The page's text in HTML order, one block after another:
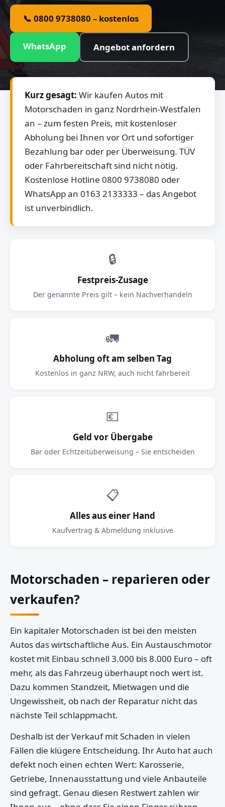
📞 0800 9738080 – kostenlos
WhatsApp Angebot anfordern
Kurz gesagt: Wir kaufen Autos mit
Motorschaden in ganz Nordrhein-Westfalen
an – zum festen Preis, mit kostenloser
Abholung bei Ihnen vor Ort und sofortiger
Bezahlung bar oder per Überweisung. TÜV
oder Fahrbereitschaft sind nicht nötig.
Kostenlose Hotline 0800 9738080 oder
WhatsApp an 0163 2133333 – das Angebot
ist unverbindlich.
🔒
Festpreis-Zusage
Der genannte Preis gilt – kein Nachverhandeln
🚛
Abholung oft am selben Tag
Kostenlos in ganz NRW, auch nicht fahrbereit
💶
Geld vor Übergabe
Bar oder Echtzeitüberweisung – Sie entscheiden
📋
Alles aus einer Hand
Kaufvertrag & Abmeldung inklusive
Motorschaden – reparieren oder
verkaufen?
Ein kapitaler Motorschaden ist bei den meisten
Autos das wirtschaftliche Aus. Ein Austauschmotor
kostet mit Einbau schnell 3.000 bis 8.000 Euro – oft
mehr, als das Fahrzeug überhaupt noch wert ist.
Dazu kommen Standzeit, Mietwagen und die
Ungewissheit, ob nach der Reparatur nicht das
nächste Teil schlappmacht.
Deshalb ist der Verkauf mit Schaden in vielen
Fällen die klügere Entscheidung. Ihr Auto hat auch
defekt noch einen echten Wert: Karosserie,
Getriebe, Innenausstattung und viele Anbauteile
sind gefragt. Genau diesen Restwert zahlen wir